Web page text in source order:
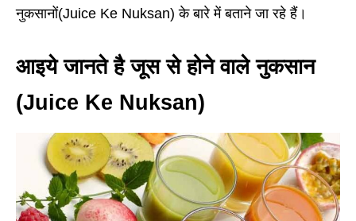
नुकसानों(Juice Ke Nuksan) के बारे में बताने जा रहे हैं।
आइये जानते है जूस से होने वाले नुकसान
(Juice Ke Nuksan)